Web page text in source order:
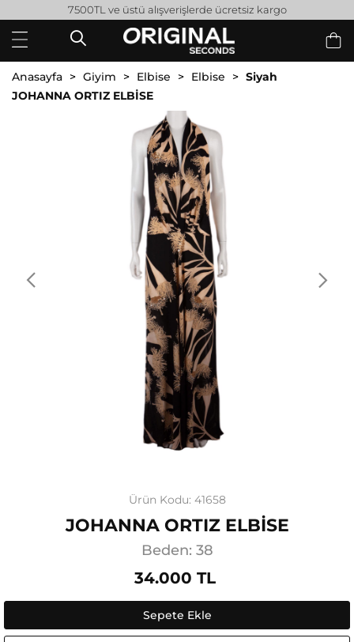
7500TL ve üstü alışverişlerde ücretsiz kargo
Anasayfa Giyim Elbise Elbise
Siyah
JOHANNA ORTIZ ELBİSE
Ürün Kodu: 41658
JOHANNA ORTIZ ELBİSE
Beden: 38
34.000 TL
Sepete Ekle